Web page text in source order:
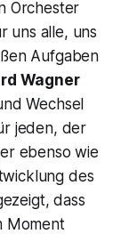
Orchester
uns alle, uns
Aufgaben
Wagner
Wechsel
jeden, der
ebenso wie
des
dass
Moment